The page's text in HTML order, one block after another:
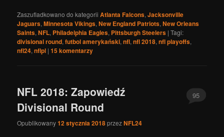
Zaszufladkowano do kategorii Atlanta Falcons,Jacksonville
Jaguars,Minnesota Vikings,New England Patriots,New Orleans
Saints,NFL, Philadelphia Eagles, Pittsburgh Steelers |Tagi:
divisional round,futbol amerykański,nfl,nfl 2018,nfl playoffs,
nfl24,nflpl |15komentarzy
NFL 2018: Zapowiedź
Divisional Round
Opublikowany12 stycznia 2018przezNFL24
95